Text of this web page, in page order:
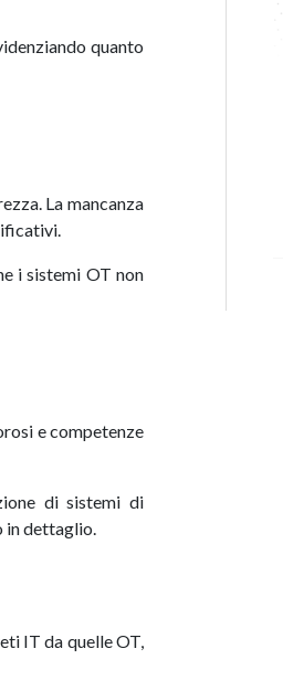
quanto
La mancanza
i sistemi OT non
e competenze
di sistemi di
in dettaglio.
IT da quelle OT,